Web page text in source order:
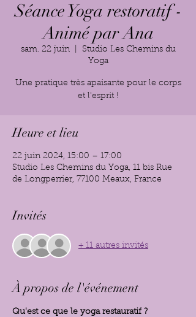
Séance Yoga restoratif -
Animé par Ana
sam. 22 juin
  |
Studio Les Chemins du
Yoga
Une pratique très apaisante pour le corps
et l'esprit !
Heure et lieu
22 juin 2024, 15:00 – 17:00
Studio Les Chemins du Yoga, 11 bis Rue
de Longperrier, 77100 Meaux, France
Invités
+ 11 autres invités
À propos de l'événement
Qu'est ce que le yoga restauratif ?